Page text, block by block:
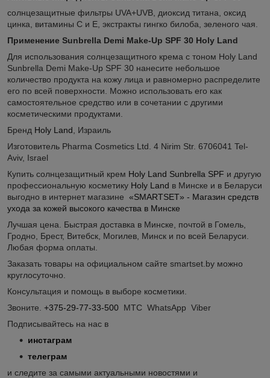
солнцезащитные фильтры UVA+UVB, диоксид титана, оксид
цинка, витамины С и Е, экстракты гингко билоба, зеленого чая.
Применение Sunbrella Demi Make-Up SPF 30 Holy Land
Для использования солнцезащитного крема с тоном Holy Land
Sunbrella Demi Make-Up SPF 30 нанесите небольшое
количество продукта на кожу лица и равномерно распределите
его по всей поверхности. Можно использовать его как
самостоятельное средство или в сочетании с другими
косметическими продуктами.
Бренд Holy Land , Израиль
Изготовитель Pharma Cosmetics Ltd. 4 Nirim Str. 6706041 Tel-
Aviv, Israel
Купить солнцезащитный крем Holy Land Sunbrella SPF и другую
профессиональную косметику Holy Land в Минске и в Беларуси
выгодно в интернет магазине «SMARTSET» - Магазин средств
ухода за кожей высокого качества в Минске
Лучшая цена. Быстрая доставка в Минске, почтой в Гомель,
Гродно, Брест, Витебск, Могилев, Минск и по всей Беларуси.
Любая форма оплаты.
Заказать товары на официальном сайте smartset.by можно
круглосуточно.
Консультация и помощь в выборе косметики.
Звоните. +375-29-77-33-500 МТС WhatsApp Viber
Подписывайтесь на нас в
инстаграм
телеграм
и следите за самыми актуальными новостями и